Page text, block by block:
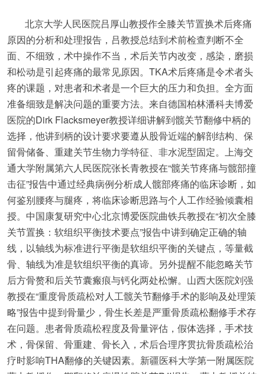
北京大学人民医院吕厚山教授作全膝关节置换术后疼痛
原因的分析和处理报告，吕教授总结到术前检查判断不全
面、不细致，术中操作不当，术后关节内改变，感染，磨损
和松动是引起疼痛的最常见原因。TKA术后疼痛是令术者头
疼的课题，对患者和术者是一个巨大的压力和负担。全方面
准备细致是解决问题的重要方法。来自德国柏林潘科夫博爱
医院的Dirk Flacksmeyer教授详细讲解到髋关节翻修中柄的
选择，他讲到柄的设计要求要遵从股骨近端的解剖结构、保
留骨储备、重建关节生物力学特征、非水泥型固定。上海交
通大学附属第六人民医院张长青教授在“髋关节疼痛与髋部撞
击征”报告中通过经典病例分析成人髋部疼痛的临床诊断，如
何鉴别腰疼与腿疼，将临床诊断思路与个人工作经验倾囊相
授。中国康复研究中心北京博爱医院曲铁兵教授在“初次全膝
关节置换：软组织平衡技术要点”报告中讲到确定正确的轴
线，以轴线为标准进行平衡是软组织平衡的关键点，等量截
骨、轴线为准是软组织平衡的真谛。另外提醒不能忽略关节
后方骨赘和后关节囊瘢痕与钙化两处松懈。山西大医院刘强
教授在“重度骨质疏松对人工髋关节翻修手术的影响及处理策
略”报告中提到骨量少，骨生长差是严重骨质疏松翻修手术存
在问题。患者骨质疏松程度及骨量评估，假体选择，手术技
术，骨保留、骨重建、骨长入，术后合理序贯抗骨质疏松治
疗时影响THA翻修的关键因素。新疆医科大学第一附属医院